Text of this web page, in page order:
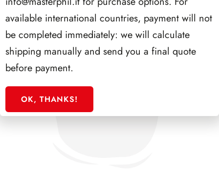
available international countries, payment will not
be completed immediately: we will calculate
shipping manually and send you a final quote
before payment.
OK, THANKS!